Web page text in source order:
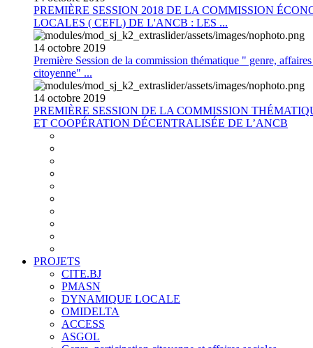
PREMIÈRE SESSION 2018 DE LA COMMISSION
LOCALES ( CEFL) DE L'ANCB : LES ...
14 octobre 2019
Première Session de la commission thématique " genre,
citoyenne" ...
14 octobre 2019
PREMIÈRE SESSION DE LA COMMISSION
ET COOPÉRATION DÉCENTRALISÉE DE L’ANCB
PROJETS
CITE.BJ
PMASN
DYNAMIQUE LOCALE
OMIDELTA
ACCESS
ASGOL